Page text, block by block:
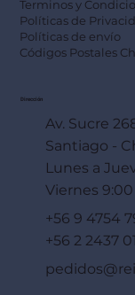
Terminos y
Políticas de
Políticas de envío
Códigos Postales
Dirección
Av. Sucre
Santiago -
Lunes a
Viernes
+56 9 4754
+56 2 2437